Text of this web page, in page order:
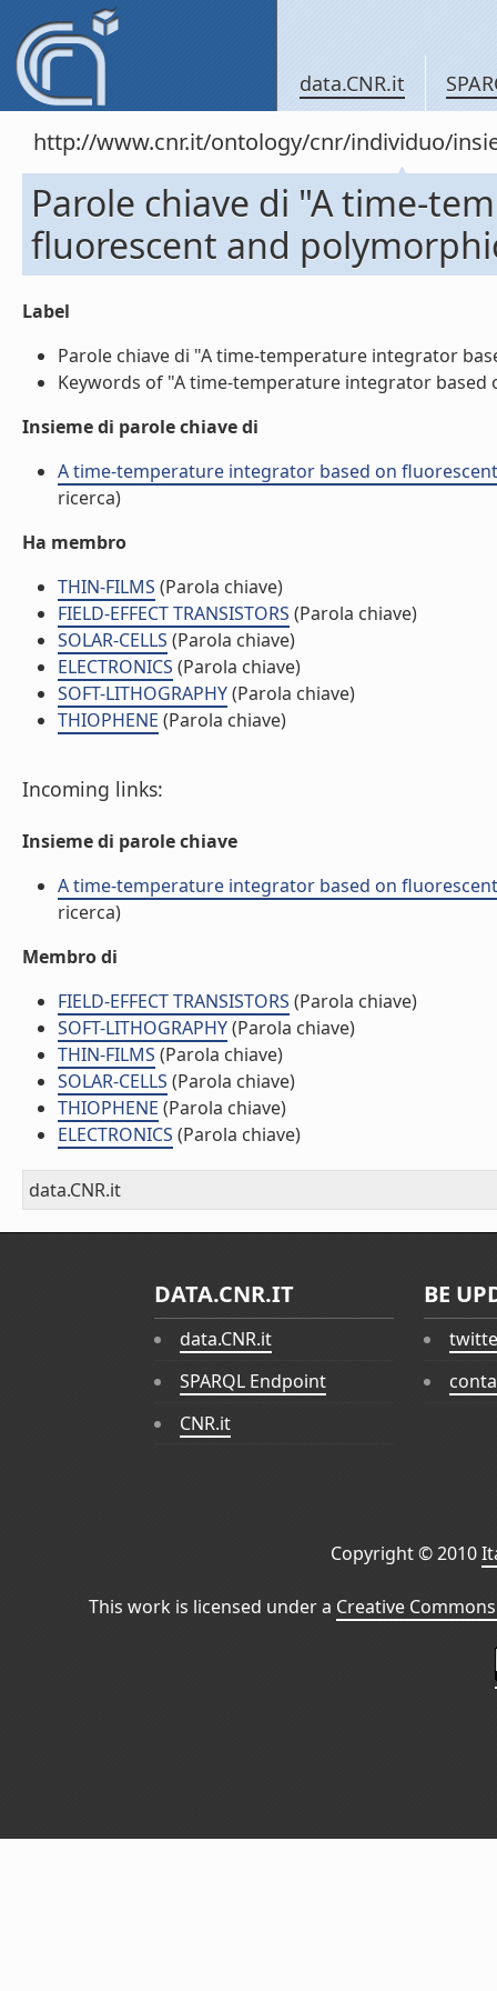
data.CNR.it
http://www.cnr.it/ontology/cnr/individuo/
Parole chiave di "A time-
fluorescent and
Label
Parole chiave di "A time-temperature integrator
Keywords of "A time-temperature integrator
Insieme di parole chiave di
A time-temperature integrator based on
ricerca)
Ha membro
THIN-FILMS (Parola chiave)
FIELD-EFFECT TRANSISTORS (Parola chiave)
SOLAR-CELLS (Parola chiave)
ELECTRONICS (Parola chiave)
SOFT-LITHOGRAPHY(Parola chiave)
THIOPHENE (Parola chiave)
Incoming links:
Insieme di parole chiave
A time-temperature integrator based on
ricerca)
Membro di
FIELD-EFFECT TRANSISTORS (Parola chiave)
SOFT-LITHOGRAPHY(Parola chiave)
THIN-FILMS (Parola chiave)
SOLAR-CELLS (Parola chiave)
THIOPHENE (Parola chiave)
ELECTRONICS (Parola chiave)
data.CNR.it
DATA.CNR.IT
data.CNR.it
SPARQL Endpoint
CNR.it
BE
Copyright © 2010
This work is licensed under a Creative